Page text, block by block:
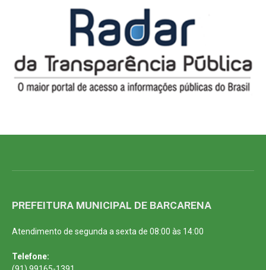
PREFEITURA MUNICIPAL DE BARCARENA
Atendimento de segunda a sexta de 08:00 às 14:00
Telefone: